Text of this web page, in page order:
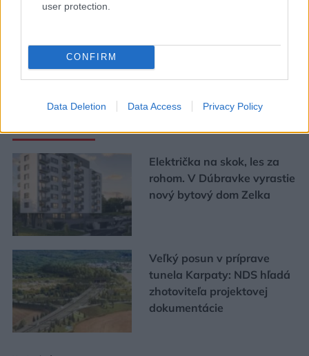
user protection.
CONFIRM
Data Deletion Data Access Privacy Policy
ASB.sk
Električka na skok, les za
rohom. V Dúbravke vyrastie
nový bytový dom Zelka
Veľký posun v príprave
tunela Karpaty: NDS hľadá
zhotoviteľa projektovej
dokumentácie